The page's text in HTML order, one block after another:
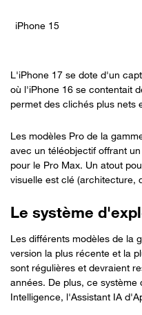
iPhone 15
L'iPhone 17 se dote d'un
où l'iPhone 16 se contentait
permet des clichés plus nets
Les modèles Pro de la
avec un téléobjectif offrant
pour le Pro Max. Un atout
visuelle est clé (architecture,
Le système
Les différents modèles de la
version la plus récente et la
sont régulières et devraient
années. De plus, ce
Intelligence, l'Assistant IA